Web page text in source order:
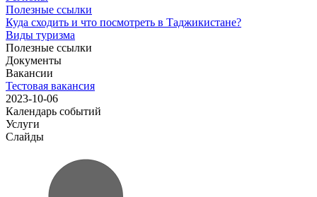
Полезные ссылки
Куда сходить и что посмотреть в Таджикистане?
Виды туризма
Полезные ссылки
Документы
Вакансии
Тестовая вакансия
2023-10-06
Календарь событий
Услуги
Слайды